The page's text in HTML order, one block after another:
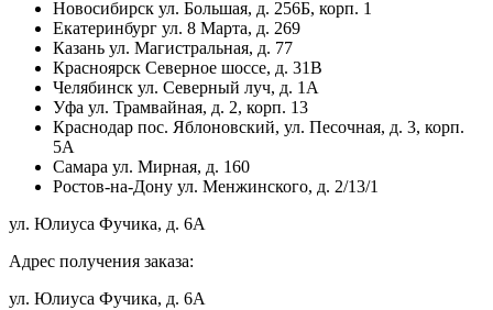
Новосибирск ул. Большая, д. 256Б, корп. 1
Екатеринбург ул. 8 Марта, д. 269
Казань ул. Магистральная, д. 77
Красноярск Северное шоссе, д. 31В
Челябинск ул. Северный луч, д. 1А
Уфа ул. Трамвайная, д. 2, корп. 13
Краснодар пос. Яблоновский, ул. Песочная, д. 3, корп.
5А
Самара ул. Мирная, д. 160
Ростов-на-Дону ул. Менжинского, д. 2/13/1
ул. Юлиуса Фучика, д. 6А
Адрес получения заказа:
ул. Юлиуса Фучика, д. 6А